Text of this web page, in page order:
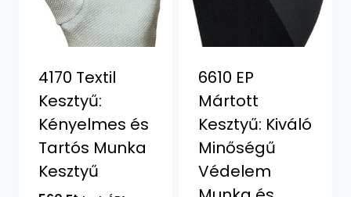
4170 Textil
Kesztyű:
Kényelmes és
Tartós Munka
Kesztyű
6610 EP
Mártott
Kesztyű: Kiváló
Minőségű
Védelem